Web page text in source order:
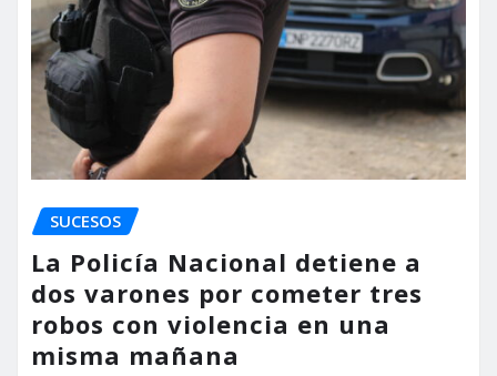
SUCESOS
La Policía Nacional detiene a
dos varones por cometer tres
robos con violencia en una
misma mañana